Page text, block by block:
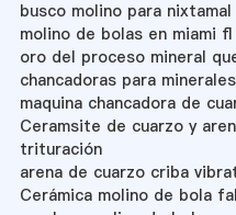
busco molino para nixtamal
molino de bolas en miami fl
oro del proceso mineral
chancadoras para
maquina chancadora de
Ceramsite de cuarzo y
trituración
arena de cuarzo criba
Cerámica molino de bola